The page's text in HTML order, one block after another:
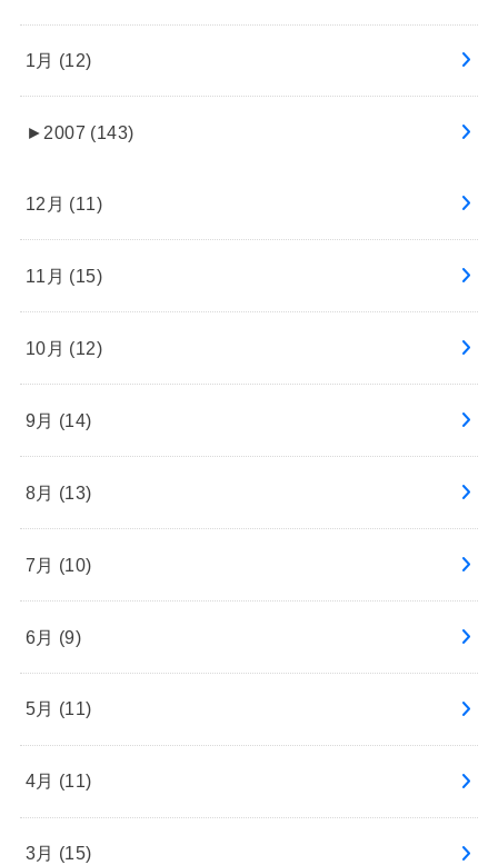
1月 (12)
► 2007 (143)
12月 (11)
11月 (15)
10月 (12)
9月 (14)
8月 (13)
7月 (10)
6月 (9)
5月 (11)
4月 (11)
3月 (15)